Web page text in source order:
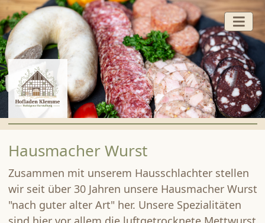
BACKSTUBE
WURST UND FLEISCH VOM SCHWEIN
Hausmacher Wurst
Zusammen mit unserem Hausschlachter stellen
wir seit über 30 Jahren unsere Hausmacher Wurst
"nach guter alter Art" her. Unsere Spezialitäten